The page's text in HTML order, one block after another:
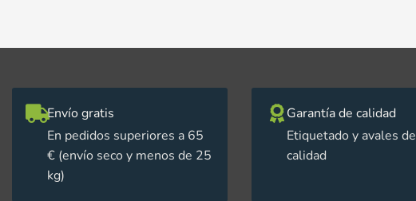
Envío gratis
En pedidos superiores a 65
€ (envío seco y menos de 25
kg)
Garantía de calidad
Etiquetado y avales de
calidad